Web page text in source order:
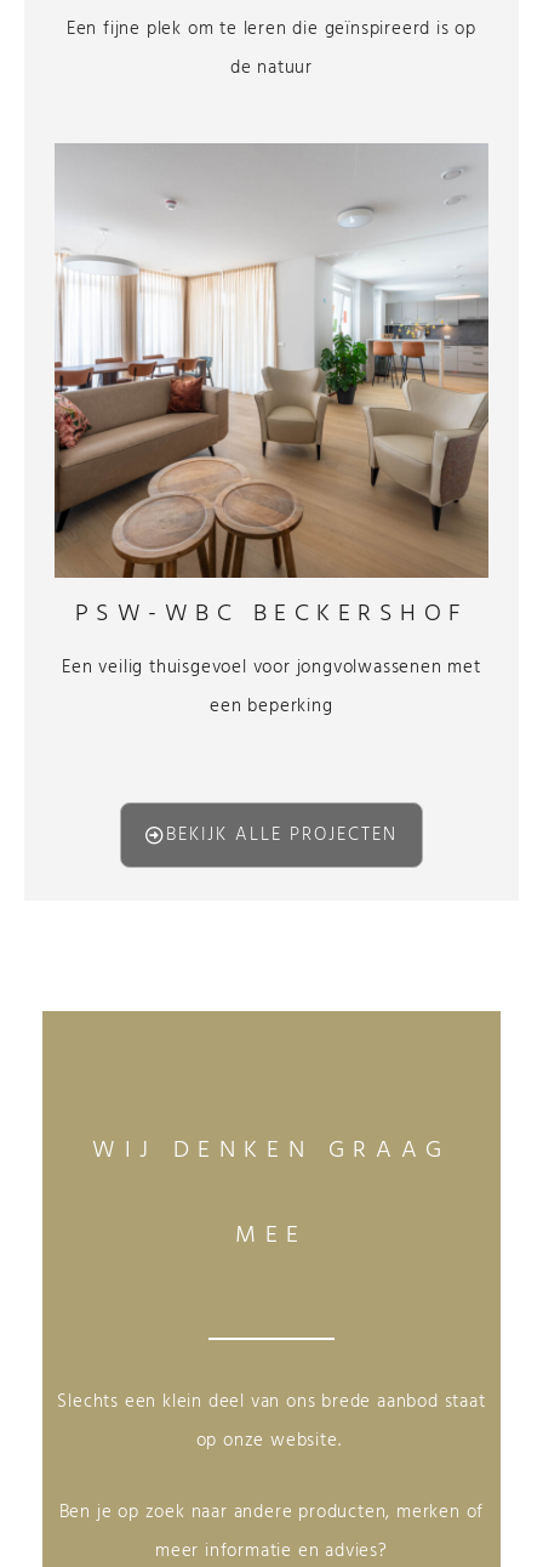
Een fijne plek om te leren die geïnspireerd is op
de natuur
PSW-WBC BECKERSHOF
Een veilig thuisgevoel voor jongvolwassenen met
een beperking
BEKIJK ALLE PROJECTEN
WIJ DENKEN GRAAG
MEE
Slechts een klein deel van ons brede aanbod staat
op onze website.
Ben je op zoek naar andere producten, merken of
meer informatie en advies?